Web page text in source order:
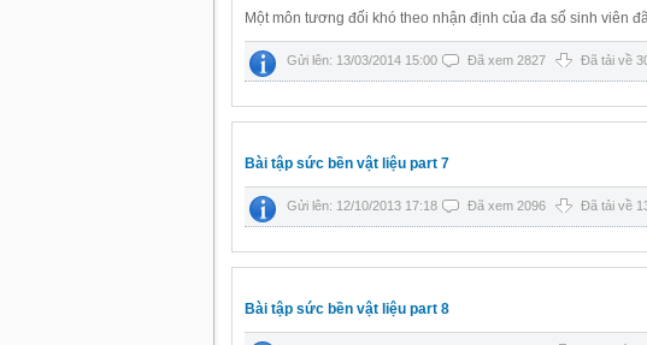
Một môn tương đối khó theo nhận định của đa số sinh viên
Gửi lên: 13/03/2014 15:00 Đã xem 2827 Đã tải về
Bài tập sức bền vật liệu part 7
Gửi lên: 12/10/2013 17:18 Đã xem 2096 Đã tải về
Bài tập sức bền vật liệu part 8